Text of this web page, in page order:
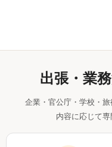
出張・業
企業・官公庁・学校・旅
内容に応じて専